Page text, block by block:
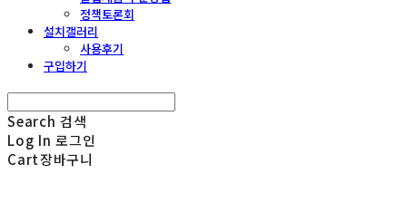
정책토론회
설치갤러리
사용후기
구입하기
Search 검색
Log In 로그인
Cart장바구니